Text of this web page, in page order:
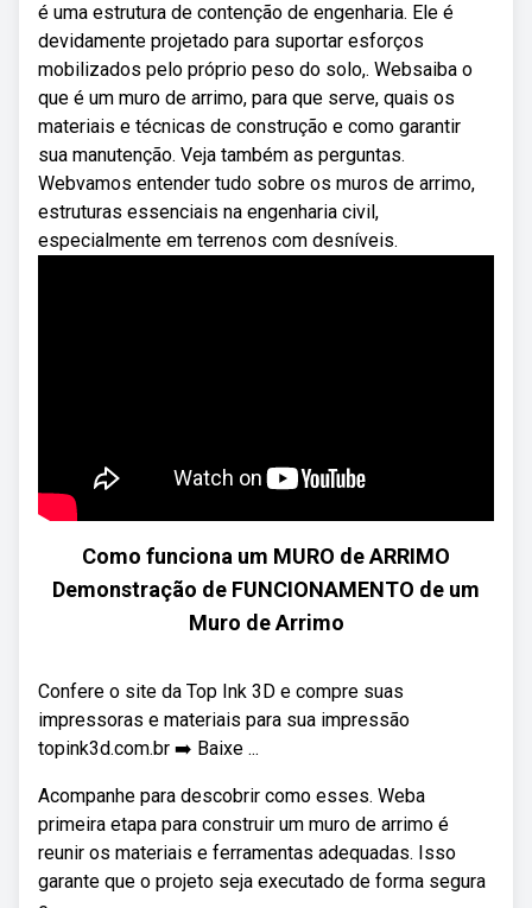
é uma estrutura de contenção de engenharia. Ele é
devidamente projetado para suportar esforços
mobilizados pelo próprio peso do solo,. Websaiba o
que é um muro de arrimo, para que serve, quais os
materiais e técnicas de construção e como garantir
sua manutenção. Veja também as perguntas.
Webvamos entender tudo sobre os muros de arrimo,
estruturas essenciais na engenharia civil,
especialmente em terrenos com desníveis.
Como funciona um MURO de ARRIMO
Demonstração de FUNCIONAMENTO de um
Muro de Arrimo
Confere o site da Top Ink 3D e compre suas
impressoras e materiais para sua impressão
topink3d.com.br ➡️ Baixe ...
Acompanhe para descobrir como esses. Weba
primeira etapa para construir um muro de arrimo é
reunir os materiais e ferramentas adequadas. Isso
garante que o projeto seja executado de forma segura